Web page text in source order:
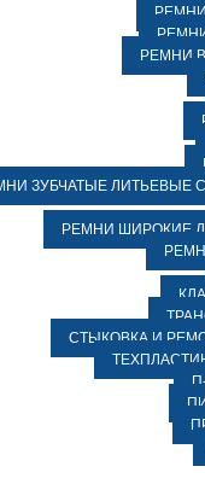
РЕМНИ
ЗУБЧАТЫЕ ЛИТЬЕВЫЕ
РЕМНИ ШИРОКИЕ
СТЫКОВКА И